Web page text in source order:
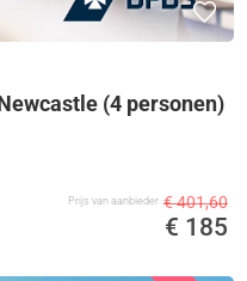
(4 personen)
Prijs van aanbieder € 401,60
€ 185